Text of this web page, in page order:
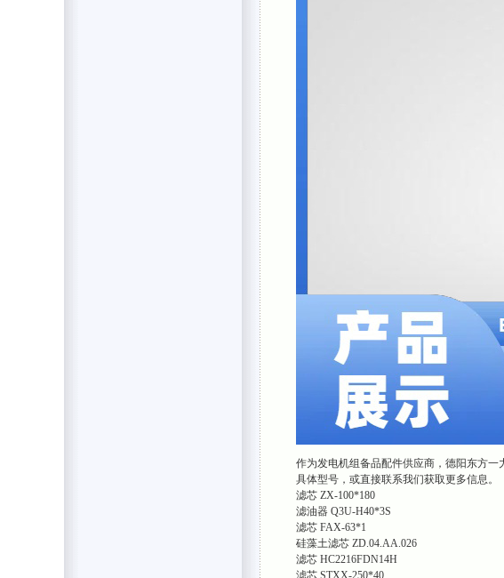
作为发电机组备品配件供应商，德阳东方
具体型号，或直接联系我们获取更多信息。
滤芯 ZX-100*180
滤油器 Q3U-H40*3S
滤芯 FAX-63*1
硅藻土滤芯 ZD.04.AA.026
滤芯 HC2216FDN14H
滤芯 STXX-250*40